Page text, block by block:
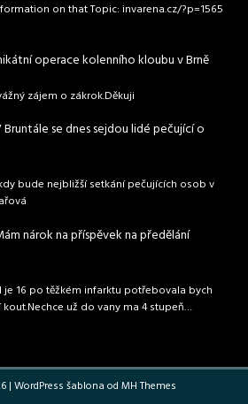
on that Topic: invarena.cz/?p=1565
operace kolenního kloubu v Brně
zájem o zákrok.Děkuji
Bruntále se dnes sejdou lidé pečující o
bude nejbližší setkání pečujících osob v
nárok na příspěvek na předělání
16 po těžkém infarktu potřebovala bych
už do vany ma 4 stupeň…
| WordPress šablona od MH Themes